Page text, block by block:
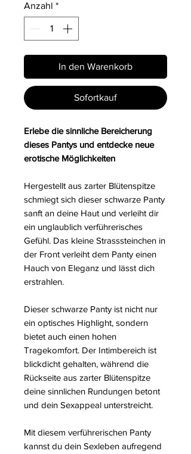
Anzahl *
In den Warenkorb
Sofortkauf
Erlebe die sinnliche Bereicherung
dieses Pantys und entdecke neue
erotische Möglichkeiten
Hergestellt aus zarter Blütenspitze
schmiegt sich dieser schwarze Panty
sanft an deine Haut und verleiht dir
ein unglaublich verführerisches
Gefühl. Das kleine Strasssteinchen in
der Front verleiht dem Panty einen
Hauch von Eleganz und lässt dich
erstrahlen.
Dieser schwarze Panty ist nicht nur
ein optisches Highlight, sondern
bietet auch einen hohen
Tragekomfort. Der Intimbereich ist
blickdicht gehalten, während die
Rückseite aus zarter Blütenspitze
deine sinnlichen Rundungen betont
und dein Sexappeal unterstreicht.
Mit diesem verführerischen Panty
kannst du dein Sexleben aufregend